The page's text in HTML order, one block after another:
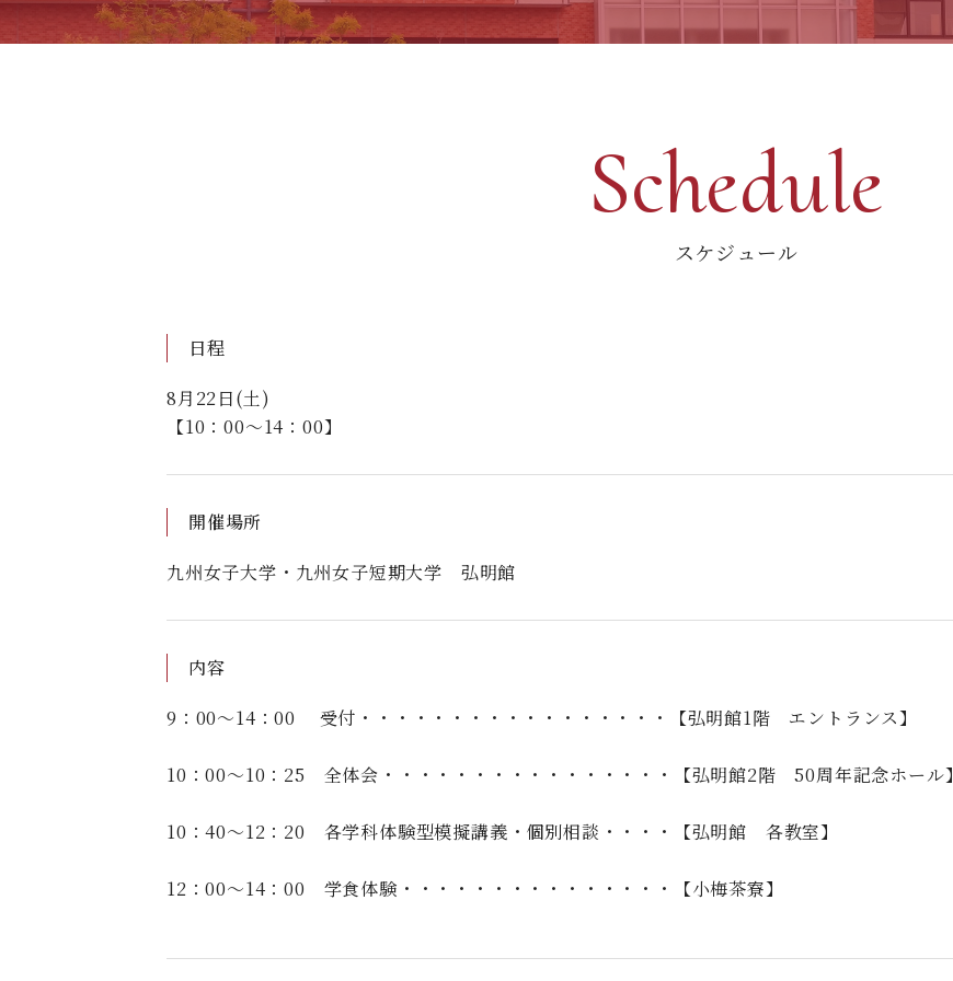
Schedule
スケジュール
日程
8月22日(土)
【10：00～14：00】
開催場所
九州女子大学・九州女子短期大学 弘明館
内容
9：00～14：00
受付・・・・・・・・・・・・・・・・・【弘明館1階 エントランス】
10：00～10：25 全体会・・・・・・・・・・・・・・・・【弘明館2階 50周年記念ホール】
10：40～12：20 各学科体験型模擬講義・個別相談・・・・【弘明館 各教室】
12：00～14：00 学食体験・・・・・・・・・・・・・・・【小梅茶寮】